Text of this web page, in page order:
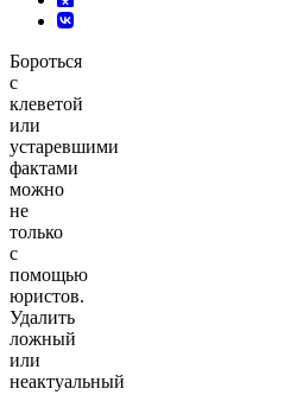
Бороться
с
клеветой
или
устаревшими
фактами
можно
не
только
с
помощью
юристов.
Удалить
ложный
или
неактуальный